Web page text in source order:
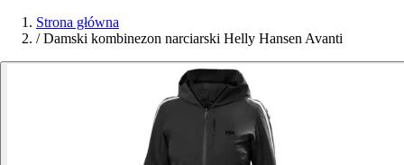
Strona główna
/ Damski kombinezon narciarski Helly Hansen Avanti